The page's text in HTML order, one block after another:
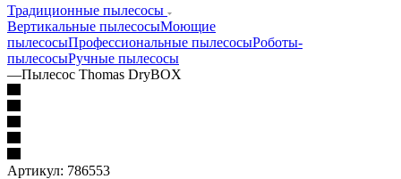
Традиционные пылесосы
Вертикальные пылесосыМоющие
пылесосыПрофессиональные пылесосыРоботы-
пылесосыРучные пылесосы
—Пылесос Thomas DryBOX
Артикул: 786553